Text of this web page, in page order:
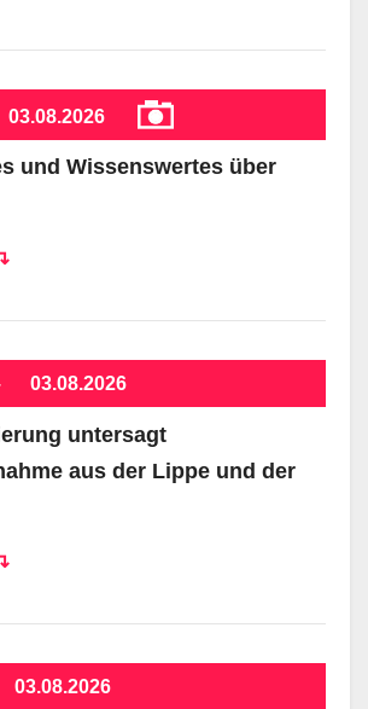
03.08.2026
und Wissenswertes über
03.08.2026
untersagt
aus der Lippe und der
03.08.2026